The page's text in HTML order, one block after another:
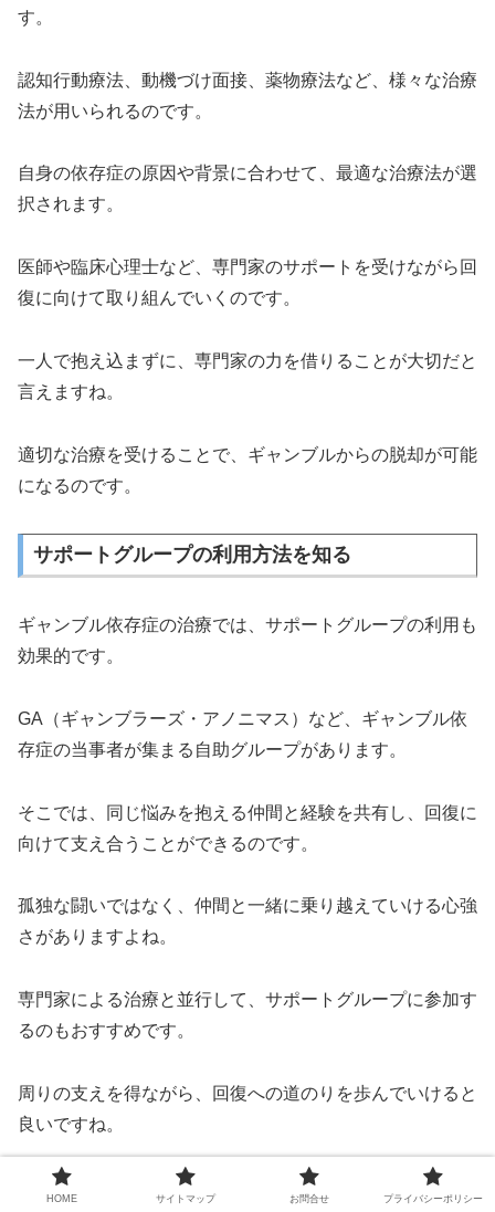
す。
認知行動療法、動機づけ面接、薬物療法など、様々な治療
法が用いられるのです。
自身の依存症の原因や背景に合わせて、最適な治療法が選
択されます。
医師や臨床心理士など、専門家のサポートを受けながら回
復に向けて取り組んでいくのです。
一人で抱え込まずに、専門家の力を借りることが大切だと
言えますね。
適切な治療を受けることで、ギャンブルからの脱却が可能
になるのです。
サポートグループの利用方法を知る
ギャンブル依存症の治療では、サポートグループの利用も
効果的です。
GA（ギャンブラーズ・アノニマス）など、ギャンブル依
存症の当事者が集まる自助グループがあります。
そこでは、同じ悩みを抱える仲間と経験を共有し、回復に
向けて支え合うことができるのです。
孤独な闘いではなく、仲間と一緒に乗り越えていける心強
さがありますよね。
専門家による治療と並行して、サポートグループに参加す
るのもおすすめです。
周りの支えを得ながら、回復への道のりを歩んでいけると
良いですね。
再発予防のための方法を学ぶ
HOME サイトマップ お問合せ プライバシーポリシー